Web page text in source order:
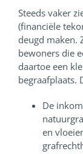
Steeds vaker
(financiële
deugd maken.
bewoners die
daartoe een
begraafplaats.
De
en